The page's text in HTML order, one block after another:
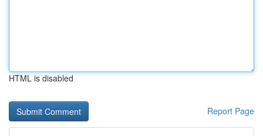
HTML is disabled
Report Page